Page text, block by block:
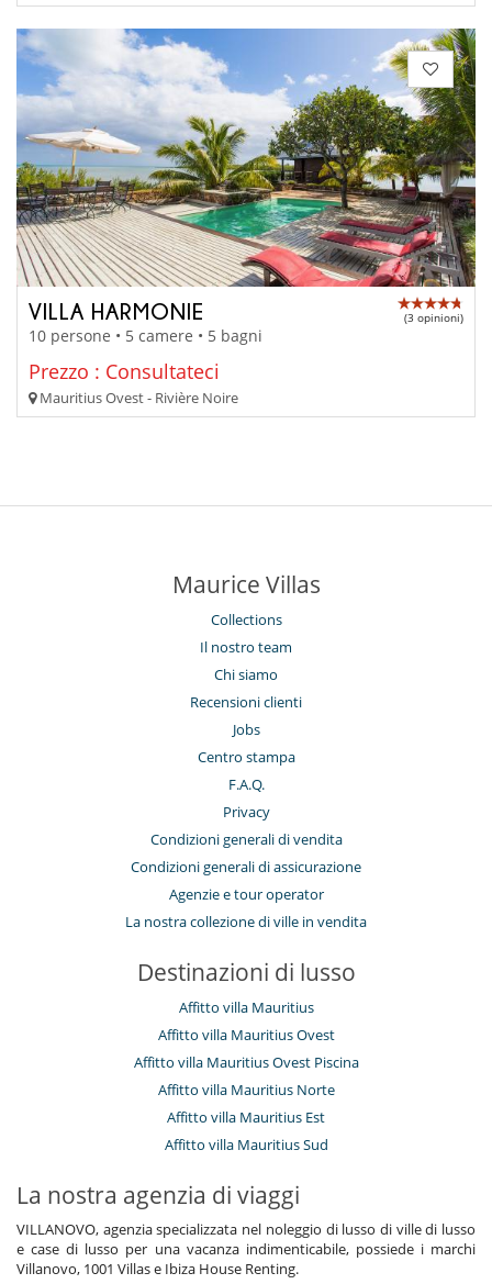
VILLA HARMONIE (3 opinioni)
10 persone • 5 camere • 5 bagni
Prezzo : Consultateci
Mauritius Ovest - Rivière Noire
Maurice Villas
Collections
Il nostro team
Chi siamo
Recensioni clienti
Jobs
Centro stampa
F.A.Q.
Privacy
Condizioni generali di vendita
Condizioni generali di assicurazione
Agenzie e tour operator
La nostra collezione di ville in vendita
Destinazioni di lusso
Affitto villa Mauritius
Affitto villa Mauritius Ovest
Affitto villa Mauritius Ovest Piscina
Affitto villa Mauritius Norte
Affitto villa Mauritius Est
Affitto villa Mauritius Sud
La nostra agenzia di viaggi
VILLANOVO, agenzia specializzata nel noleggio di lusso di ville di lusso
e case di lusso per una vacanza indimenticabile, possiede i marchi
Villanovo, 1001 Villas e Ibiza House Renting.